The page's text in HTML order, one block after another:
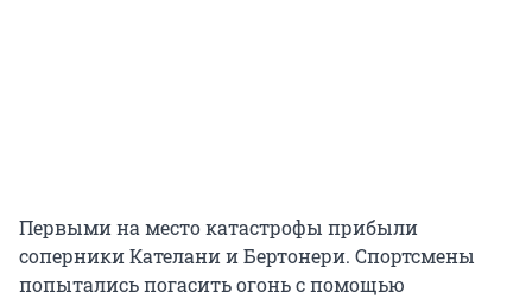
Первыми на место катастрофы прибыли
соперники Кателани и Бертонери. Спортсмены
попытались погасить огонь с помощью